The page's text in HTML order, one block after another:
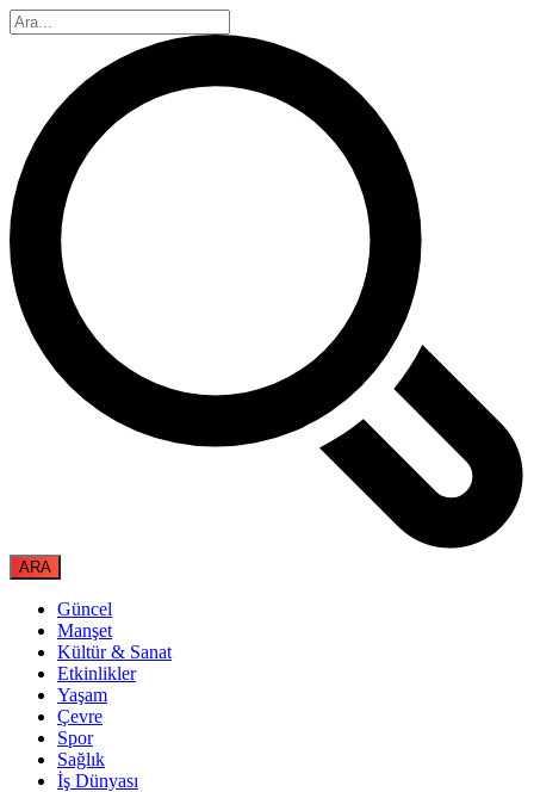
Güncel
Manşet
Kültür & Sanat
Etkinlikler
Yaşam
Çevre
Spor
Sağlık
İş Dünyası